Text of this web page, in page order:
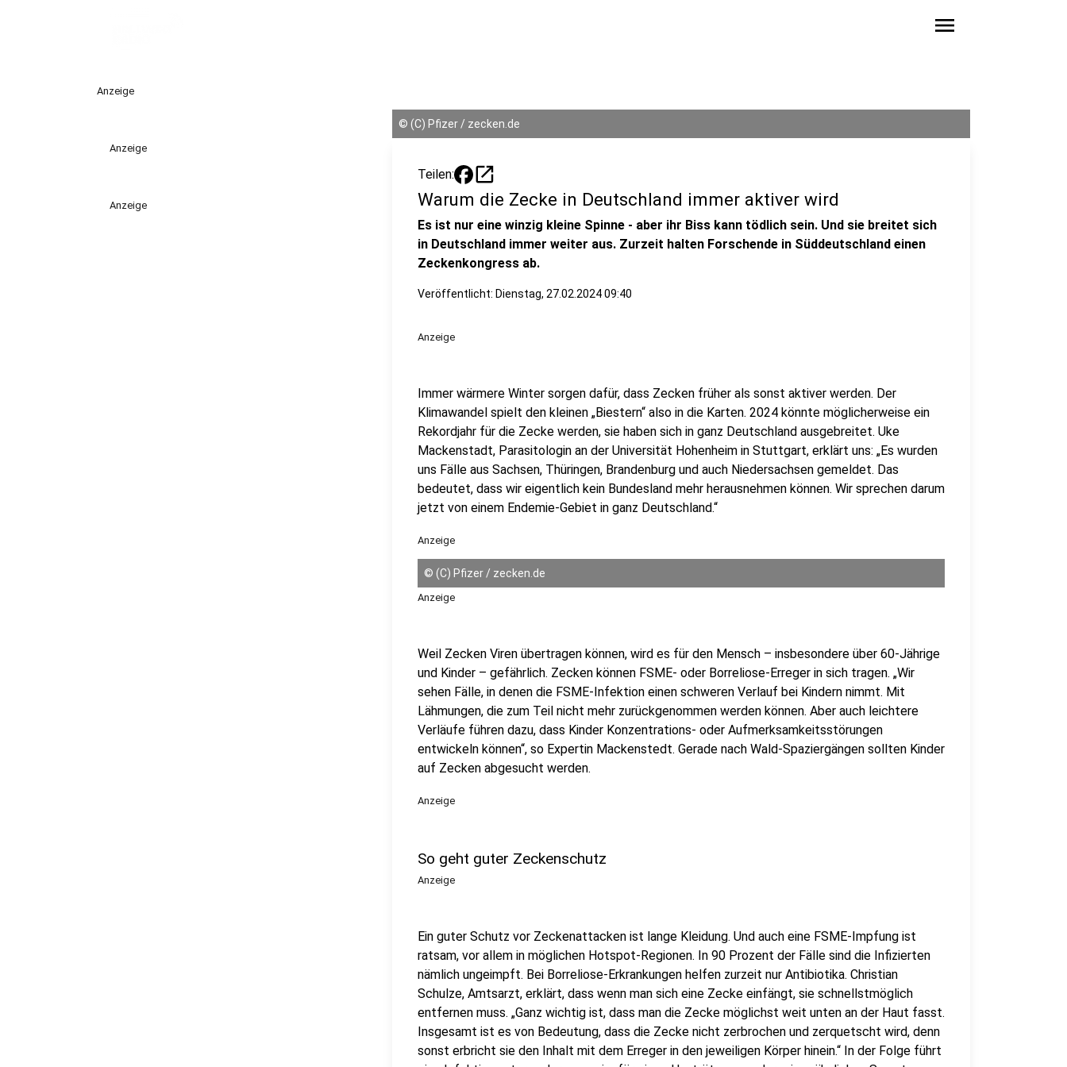
menu
Anzeige
Anzeige
Anzeige
© (C) Pfizer / zecken.de
Teilen: open_in_new
Warum die Zecke in Deutschland immer aktiver wird
Es ist nur eine winzig kleine Spinne - aber ihr Biss kann tödlich sein. Und sie breitet sich
in Deutschland immer weiter aus. Zurzeit halten Forschende in Süddeutschland einen
Zeckenkongress ab.
Veröffentlicht: Dienstag, 27.02.2024 09:40
Anzeige
Immer wärmere Winter sorgen dafür, dass Zecken früher als sonst aktiver werden. Der
Klimawandel spielt den kleinen „Biestern“ also in die Karten. 2024 könnte möglicherweise ein
Rekordjahr für die Zecke werden, sie haben sich in ganz Deutschland ausgebreitet. Uke
Mackenstadt, Parasitologin an der Universität Hohenheim in Stuttgart, erklärt uns: „Es wurden
uns Fälle aus Sachsen, Thüringen, Brandenburg und auch Niedersachsen gemeldet. Das
bedeutet, dass wir eigentlich kein Bundesland mehr herausnehmen können. Wir sprechen darum
jetzt von einem Endemie-Gebiet in ganz Deutschland.“
Anzeige
© (C) Pfizer / zecken.de
Anzeige
Weil Zecken Viren übertragen können, wird es für den Mensch – insbesondere über 60-Jährige
und Kinder – gefährlich. Zecken können FSME- oder Borreliose-Erreger in sich tragen. „Wir
sehen Fälle, in denen die FSME-Infektion einen schweren Verlauf bei Kindern nimmt. Mit
Lähmungen, die zum Teil nicht mehr zurückgenommen werden können. Aber auch leichtere
Verläufe führen dazu, dass Kinder Konzentrations- oder Aufmerksamkeitsstörungen
entwickeln können“, so Expertin Mackenstedt. Gerade nach Wald-Spaziergängen sollten Kinder
auf Zecken abgesucht werden.
Anzeige
So geht guter Zeckenschutz
Anzeige
Ein guter Schutz vor Zeckenattacken ist lange Kleidung. Und auch eine FSME-Impfung ist
ratsam, vor allem in möglichen Hotspot-Regionen. In 90 Prozent der Fälle sind die Infizierten
nämlich ungeimpft. Bei Borreliose-Erkrankungen helfen zurzeit nur Antibiotika. Christian
Schulze, Amtsarzt, erklärt, dass wenn man sich eine Zecke einfängt, sie schnellstmöglich
entfernen muss. „Ganz wichtig ist, dass man die Zecke möglichst weit unten an der Haut fasst.
Insgesamt ist es von Bedeutung, dass die Zecke nicht zerbrochen und zerquetscht wird, denn
sonst erbricht sie den Inhalt mit dem Erreger in den jeweiligen Körper hinein.“ In der Folge führt